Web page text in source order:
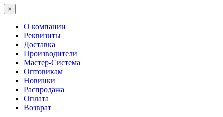
×
О компании
Реквизиты
Доставка
Производители
Мастер-Система
Оптовикам
Новинки
Распродажа
Оплата
Возврат